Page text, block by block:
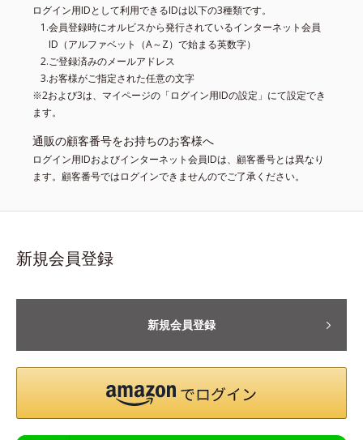
ログイン用IDとして利用できるIDは以下の3種類です。
会員登録時にオルビスから発行されているインターネット会員
ID（アルファベット（A～Z）で始まる英数字）
ご登録済みのメールアドレス
お客様がご指定された任意の文字
※2および3は、マイページの「ログイン用IDの設定」にて設定でき
ます。
通販の顧客番号をお持ちのお客様へ
ログイン用IDおよびインターネット会員IDは、顧客番号とは異なり
ます。顧客番号ではログインできませんのでご了承ください。
新規会員登録
新規会員登録